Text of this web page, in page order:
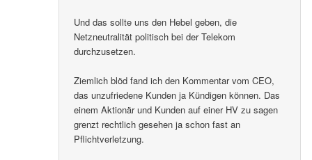
Und das sollte uns den Hebel geben, die
Netzneutralität politisch bei der Telekom
durchzusetzen.
Ziemlich blöd fand ich den Kommentar vom CEO,
das unzufriedene Kunden ja Kündigen können. Das
einem Aktionär und Kunden auf einer HV zu sagen
grenzt rechtlich gesehen ja schon fast an
Pflichtverletzung.